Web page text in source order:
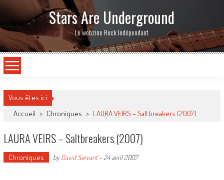
Stars Are Underground
Le webzine Rock Indépendant
Vous êtes ici
Accueil > Chroniques > LAURA VEIRS – Saltbreakers (2007)
LAURA VEIRS – Saltbreakers (2007)
Chroniques byDavid Servant- 24 avril 2007